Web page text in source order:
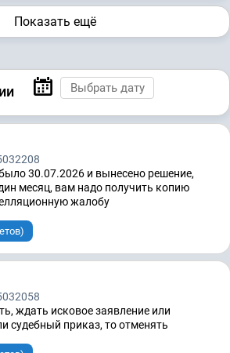
Показать ещё
30.07.2026 и вынесено решение,
месяц, вам надо получить копию
жалобу
ждать исковое заявление или
судебный приказ, то отменять